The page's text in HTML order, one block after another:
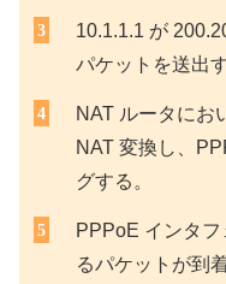
10.1.1.1 が
パケットを送出す
NAT ルータにお
NAT 変換し、
グする。
PPPoE インタ
るパケットが到